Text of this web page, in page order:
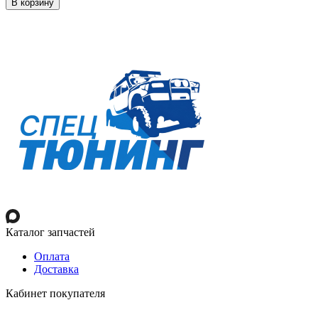
В корзину
Каталог запчастей
Оплата
Доставка
Кабинет покупателя